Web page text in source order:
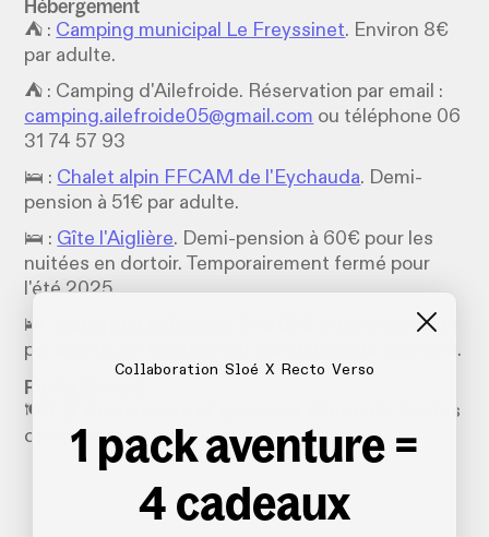
Hébergement
⛺️ : Camping municipal Le Freyssinet. Environ 8€
par adulte.
⛺️ : Camping d'Ailefroide. Réservation par email :
camping.ailefroide05@gmail.com ou téléphone 06
31 74 57 93
🛌 : Chalet alpin FFCAM de l'Eychauda. Demi-
pension à 51€ par adulte.
🛌 : Gîte l'Aiglière. Demi-pension à 60€ pour les
nuitées en dortoir. Temporairement fermé pour
l'été 2025.
🛌 :
. 51 à 65€ la demi-pension
par adulte, en fonction du standing de la chambre.
Ravitaillement
🍽️ / 🛒 Restaurants et épicerie à Ailefroide. Toutes
commodités à Vallouise.
Collaboration Sloé X Recto Verso
1 pack aventure =
4 cadeaux